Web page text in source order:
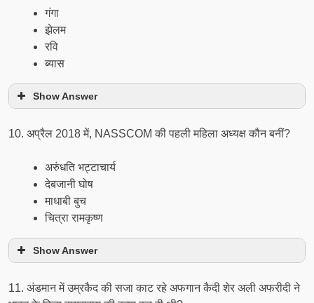
गंगा
झेलम
रवि
ब्यास
Show Answer
10. अप्रैल 2018 में, NASSCOM की पहली महिला अध्यक्ष कौन बनीं?
अरुंधति भट्टाचार्य
देबजानी घोष
माधाबी बुच
चित्रा रामकृष्ण
Show Answer
11. अंडमान में उम्रकैद की सजा काट रहे अफगान कैदी शेर अली अफरीदी ने